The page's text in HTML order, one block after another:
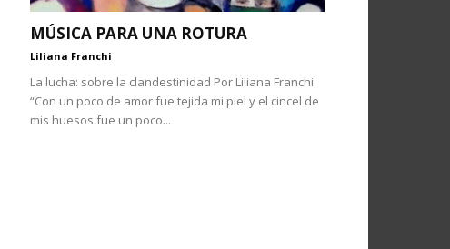
MÚSICA PARA UNA ROTURA
Liliana Franchi
La lucha: sobre la clandestinidad Por Liliana Franchi
“Con un poco de amor fue tejida mi piel y el cincel de
mis huesos fue un poco...